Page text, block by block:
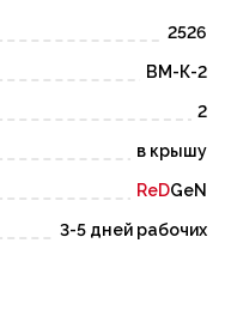
2526
ВМ-К-2
2
в крышу
ReDGeN
3-5 дней рабочих